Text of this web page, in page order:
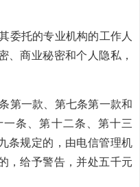
托的专业机构的工作人
、商业秘密和个人隐私，
一款、第七条第一款和
条、第十二条、第十三
条规定的，由电信管理机
，给予警告，并处五千元